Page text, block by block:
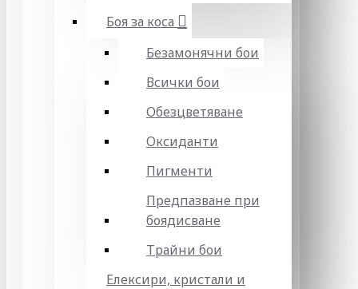
Боя за коса
Безамонячни бои
Всички бои
Обезцветяване
Оксиданти
Пигменти
Предпазване при
боядисване
Трайни бои
Елексири, кристали и